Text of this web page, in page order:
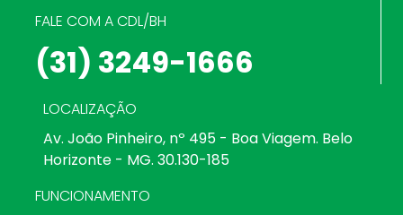
FALE COM A CDL/BH
(31) 3249-1666
LOCALIZAÇÃO
Av. João Pinheiro, nº 495 - Boa Viagem. Belo
Horizonte - MG. 30.130-185
FUNCIONAMENTO